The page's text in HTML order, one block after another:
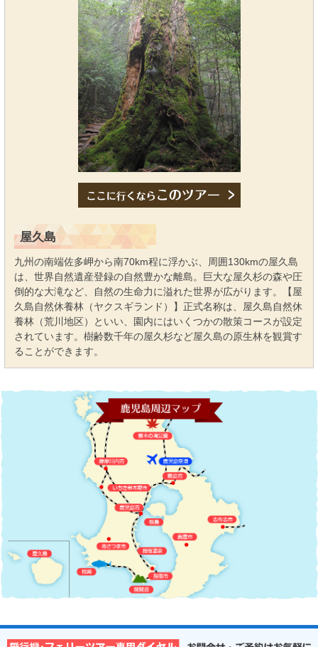
屋久島
九州の南端佐多岬から南70km程に浮かぶ、周囲130kmの屋久島
は、世界自然遺産登録の自然豊かな離島。巨大な屋久杉の森や圧
倒的な大滝など、自然の生命力に溢れた世界が広がります。【屋
久島自然休養林（ヤクスギランド）】正式名称は、屋久島自然休
養林（荒川地区）といい、園内にはいくつかの散策コースが設定
されています。樹齢数千年の屋久杉など屋久島の原生林を観賞す
ることができます。